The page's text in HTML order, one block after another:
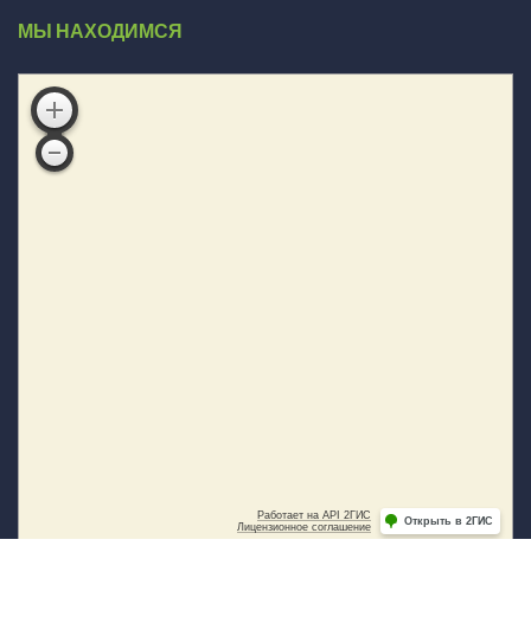
МЫ НАХОДИМСЯ